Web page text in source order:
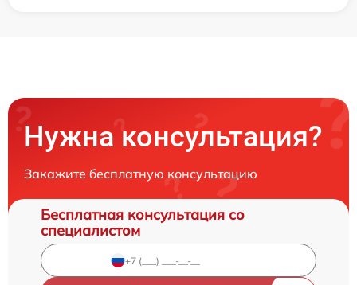
Нужна консультация?
Закажите бесплатную консультацию
Бесплатная консультация со
специалистом